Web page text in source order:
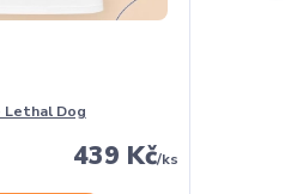
Lethal Dog
439 Kč/ks